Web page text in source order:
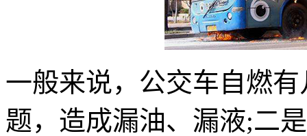
一般来说，公交车自燃
题，造成漏油、漏液;二